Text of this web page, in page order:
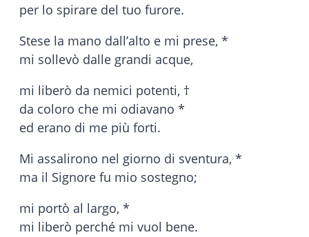
per lo spirare del tuo furore.
Stese la mano dall’alto e mi prese, *
mi sollevò dalle grandi acque,
mi liberò da nemici potenti, †
da coloro che mi odiavano *
ed erano di me più forti.
Mi assalirono nel giorno di sventura, *
ma il Signore fu mio sostegno;
mi portò al largo, *
mi liberò perché mi vuol bene.